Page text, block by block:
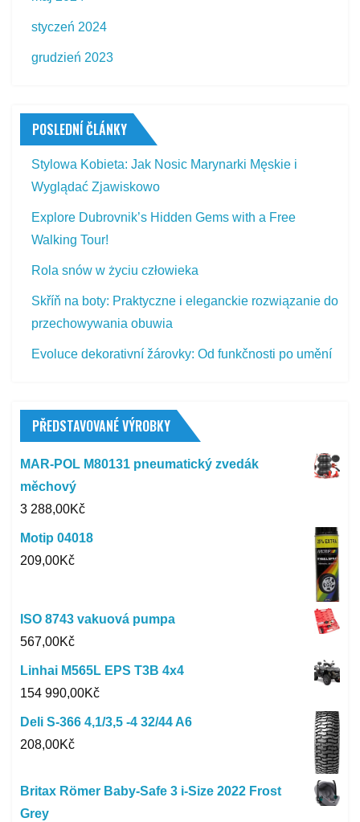
styczeń 2024
grudzień 2023
POSLEDNÍ ČLÁNKY
Stylowa Kobieta: Jak Nosic Marynarki Męskie i
Wyglądać Zjawiskowo
Explore Dubrovnik’s Hidden Gems with a Free
Walking Tour!
Rola snów w życiu człowieka
Skříň na boty: Praktyczne i eleganckie rozwiązanie do
przechowywania obuwia
Evoluce dekorativní žárovky: Od funkčnosti po umění
PŘEDSTAVOVANÉ VÝROBKY
MAR-POL M80131 pneumatický zvedák
měchový
3 288,00Kč
Motip 04018
209,00Kč
ISO 8743 vakuová pumpa
567,00Kč
Linhai M565L EPS T3B 4x4
154 990,00Kč
Deli S-366 4,1/3,5 -4 32/44 A6
208,00Kč
Britax Römer Baby-Safe 3 i-Size 2022 Frost
Grey